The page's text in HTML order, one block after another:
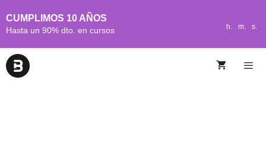
CUMPLIMOS 10 AÑOS
Hasta un 90% dto. en cursos h. m. s.